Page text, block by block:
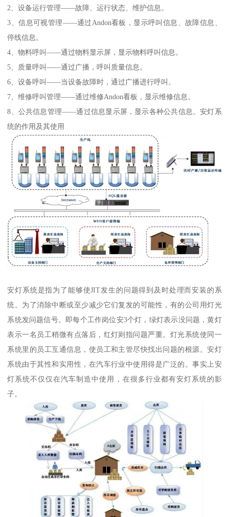
2、设备运行管理——故障、运行状态、维护信息。
3、信息可视管理——通过Andon看板，显示呼叫信息、故障信息、
停线信息。
4、物料呼叫——通过物料显示屏，显示物料呼叫信息。
5、质量呼叫——通过广播，呼叫质量信息。
6、设备呼叫——当设备故障时，通过广播进行呼叫。
7、维修呼叫管理——通过维修Andon看板，显示维修信息。
8、公共信息管理——通过信息显示屏，显示各种公共信息。安灯系
统的作用及其使用
安灯系统是指为了能够使JIT发生的问题得到及时处理而安装的系
统。为了消除中断或至少减少它们复发的可能性，有的公司用灯光
系统发问题信号。即每个工作岗位安3个灯，绿灯表示没问题，黄灯
表示一名员工稍微有点落后，红灯则指问题严重。灯光系统使同一
系统里的员工互通信息，使员工和主管尽快找出问题的根源。安灯
系统由于其性和实用性，在汽车行业中使用得是广泛的。事实上安
灯系统不仅仅在汽车制造中使用，在很多行业都有安灯系统的影
子。